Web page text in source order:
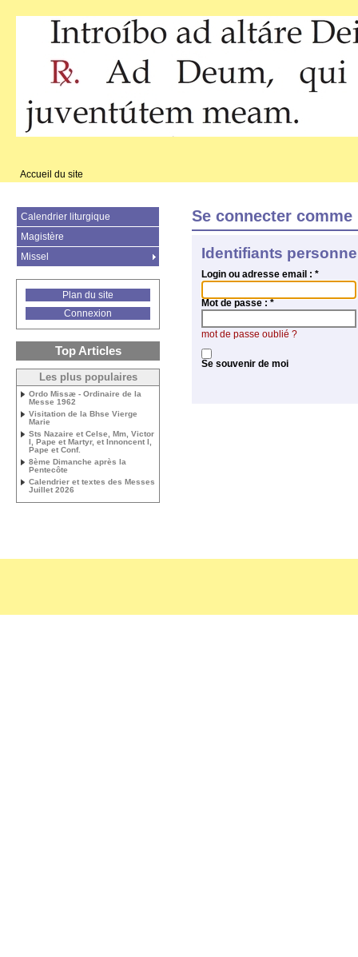
Accueil du site
Se connecter
Identifiants
Login ou adresse email : *
Mot de passe :*
mot de passe oublié ?
Se souvenir de moi
Calendrier liturgique
Magistère
Missel
Plan du site
Connexion
Top Articles
Les plus populaires
Ordo Missæ - Ordinaire de la
Messe 1962
Visitation de la Bhse Vierge
Marie
Sts Nazaire et Celse, Mm, Victor
I, Pape et Martyr, et Innoncent I,
Pape et Conf.
8ème Dimanche après la
Pentecôte
Calendrier et textes des Messes
Juillet 2026